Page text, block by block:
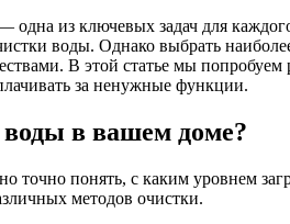
одна из ключевых задач для
воды. Однако выбрать
В этой статье мы
за ненужные функции.
воды в вашем доме?
точно понять, с каким уровнем
методов очистки.